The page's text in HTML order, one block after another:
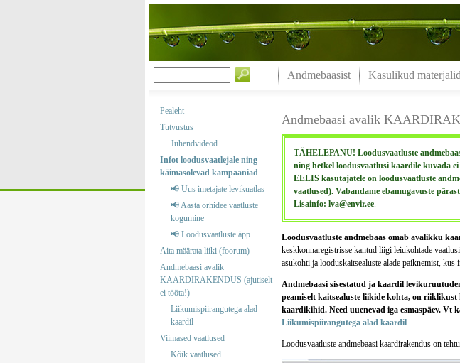
Andmebaasist Kasulikud materjalid
Pealeht
Tutvustus
Juhendvideod
Infot loodusvaatlejale ning
käimasolevad kampaaniad
📢 Uus imetajate levikuatlas
📢 Aasta orhidee vaatluste
kogumine
📢 Loodusvaatluste äpp
Aita määrata liiki (foorum)
Andmebaasi avalik
KAARDIRAKENDUS (ajutiselt
ei tööta!)
Liikumispiirangutega alad
kaardil
Viimased vaatlused
Kõik vaatlused
Andmebaasi avalik
TÄHELEPANU! Loodusvaatluste
ning hetkel loodusvaatlusi kaardile kuvada
EELIS kasutajatele on loodusvaatluste
vaatlused). Vabandame ebamugavuste
Lisainfo: lva@envir.ee.
Loodusvaatluste andmebaas omab avalikku
keskkonnaregistrisse kantud liigi leiukohtade
asukohti ja looduskaitsealuste alade paiknemist,
Andmebaasi sisestatud ja kaardil
peamiselt kaitsealuste liikide kohta, on
kaardikihid. Need uuenevad iga esmaspäev.
Liikumispiirangutega alad kaardil
Loodusvaatluste andmebaasi kaardirakendus on